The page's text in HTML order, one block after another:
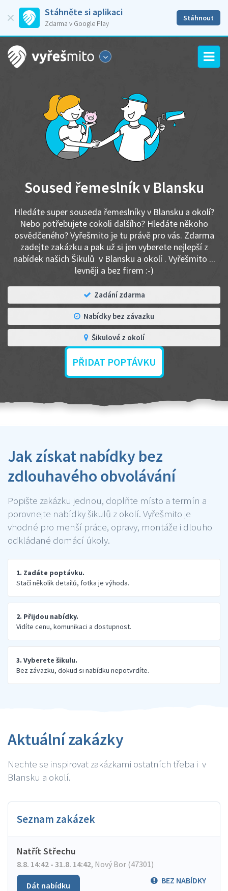
Stáhněte si aplikaci
Zdarma v Google Play
Stáhnout
Soused řemeslník v Blansku
Hledáte super souseda řemeslníky v Blansku a okolí?
Nebo potřebujete cokoli dalšího? Hledáte někoho
osvědčeného? Vyřešmito je tu právě pro vás. Zdarma
zadejte zakázku a pak už si jen vyberete nejlepší z
nabídek našich Šikulů v Blansku a okolí . Vyřešmito ...
levněji a bez firem :-)
Zadání zdarma
Nabídky bez závazku
Šikulové z okolí
PŘIDAT POPTÁVKU
Jak získat nabídky bez
zdlouhavého obvolávání
Popište zakázku jednou, doplňte místo a termín a
porovnejte nabídky šikulů z okolí. Vyřešmito je
vhodné pro menší práce, opravy, montáže i dlouho
odkládané domácí úkoly.
1. Zadáte poptávku.
Stačí několik detailů, fotka je výhoda.
2. Přijdou nabídky.
Vidíte cenu, komunikaci a dostupnost.
3. Vyberete šikulu.
Bez závazku, dokud si nabídku nepotvrdíte.
Aktuální zakázky
Nechte se inspirovat zakázkami ostatních třeba i v
Blansku a okolí.
Seznam zakázek
Natřít Střechu
8.8. 14:42 - 31.8. 14:42, Nový Bor (47301)
BEZ NABÍDKY
Dát nabídku